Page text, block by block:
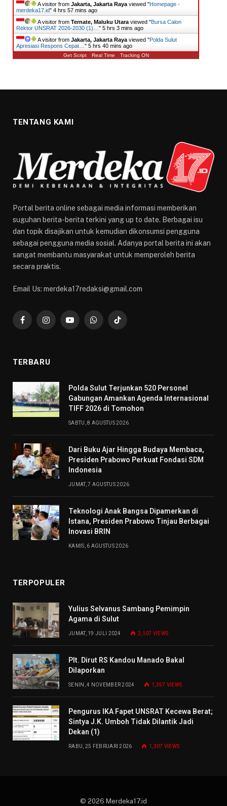
A visitor from Jakarta, Jakarta Raya viewed "Homepage -
merdeka17.id" 4 hrs 57 mins ago
A visitor from Ternate, Maluku Utara viewed "Bursa Calon
Rektor UNSRAT 2026-2030 (1)… " 5 hrs 3 mins ago
A visitor from Jakarta, Jakarta Raya viewed "Polda Sulut
Apresiasi Respons Cepat… " 5 hrs 40 mins ago
Get Script Real Time Tracking ON
TENTANG KAMI
Portal berita online sebagai media informasi memberikan
suguhan berita-berita terkini yang up to date. Berbagai isu
dan topik disajikan untuk kemudian dikonsumsi pengguna
sebagai pengguna media sosial. Adanya portal berita ini akan
sangat membantu masyarakat untuk memperoleh berita
secara praktis.
Email Us: merdeka17redaksi@gmail.com
FacebookInstagramYouTubeWhatsAppTikTok
TERBARU
​Polda Sulut Terjunkan 520 Personel
Gabungan Amankan Agenda Internasional
TIFF 2026 di Tomohon
SABTU, 8 AGUSTUS 2026
Dari Buku Ajar Hingga Budaya Membaca,
Presiden Prabowo Perkuat Fondasi SDM
Indonesia
JUMAT, 7 AGUSTUS 2026
Teknologi Anak Bangsa Dipamerkan di
Istana, Presiden Prabowo Tinjau Berbagai
Inovasi BRIN
KAMIS, 6 AGUSTUS 2026
TERPOPULER
Yulius Selvanus Sambang Pemimpin
Agama di Sulut
JUMAT, 19 JULI 2024 2,107 VIEWS
Plt. Dirut RS Kandou Manado Bakal
Dilaporkan
SENIN, 4 NOVEMBER 2024 1,357 VIEWS
Pengurus IKA Fapet UNSRAT Kecewa Berat;
Sintya J.K. Umboh Tidak Dilantik Jadi
Dekan (1)
RABU, 25 FEBRUARI 2026 1,307 VIEWS
© 2026 Merdeka17.id